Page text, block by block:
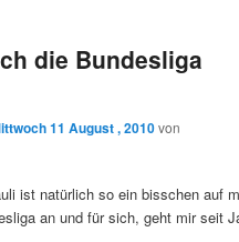
die Bundesliga
11 August , 2010von
ist natürlich so ein bisschen auf
an und für sich, geht mir seit